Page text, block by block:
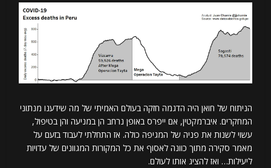
הניתוח של חואן היה הדגמה חזקה בעולם האמיתי של מה שידענו מנתוני
המחקרים. איברמקטין, אם ייפרס באופן נרחב הן במניעה והן בטיפול,
עשוי לשנות את פניה של המגיפה כולה. אז התחלתי לעבוד בזעם על
מאמר סקירה מתוך כוונה לאסוף את כל המקורות המגוונים של עדויות
ליעילות… ואז להציג אותו לעולם.